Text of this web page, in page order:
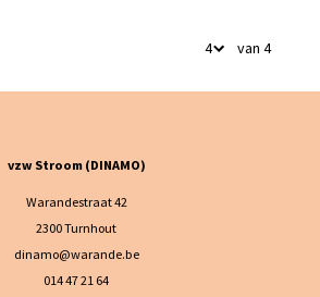
van 4
vzw Stroom (DINAMO)
Warandestraat 42
2300 Turnhout
dinamo@warande.be
014 47 21 64